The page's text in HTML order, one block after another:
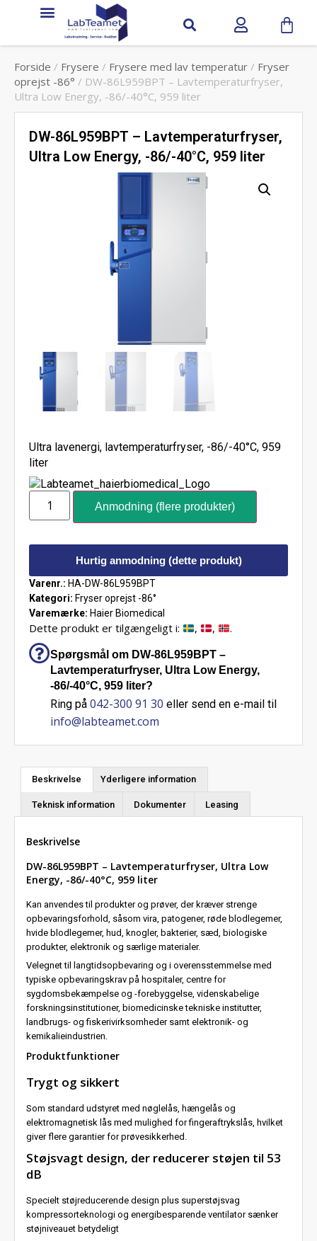
Forside / Frysere / Frysere med lav temperatur / Fryser
oprejst -86° / DW-86L959BPT – Lavtemperaturfryser,
Ultra Low Energy, -86/-40°C, 959 liter
DW-86L959BPT – Lavtemperaturfryser,
Ultra Low Energy, -86/-40°C, 959 liter
Ultra lavenergi, lavtemperaturfryser, -86/-40°C, 959
liter
Anmodning (flere produkter)
Hurtig anmodning (dette produkt)
Varenr.: HA-DW-86L959BPT
Kategori: Fryser oprejst -86°
Varemærke: Haier Biomedical
Dette produkt er tilgængeligt i: , , .
Spørgsmål om DW-86L959BPT –
Lavtemperaturfryser, Ultra Low Energy,
-86/-40°C, 959 liter?
Ring på 042-300 91 30 eller send en e-mail til
info@labteamet.com
Beskrivelse Yderligere information
Teknisk information Dokumenter Leasing
Beskrivelse
DW-86L959BPT – Lavtemperaturfryser, Ultra Low
Energy, -86/-40°C, 959 liter
Kan anvendes til produkter og prøver, der kræver strenge
opbevaringsforhold, såsom vira, patogener, røde blodlegemer,
hvide blodlegemer, hud, knogler, bakterier, sæd, biologiske
produkter, elektronik og særlige materialer.
Velegnet til langtidsopbevaring og i overensstemmelse med
typiske opbevaringskrav på hospitaler, centre for
sygdomsbekæmpelse og -forebyggelse, videnskabelige
forskningsinstitutioner, biomedicinske tekniske institutter,
landbrugs- og fiskerivirksomheder samt elektronik- og
kemikalieindustrien.
Produktfunktioner
Trygt og sikkert
Som standard udstyret med nøglelås, hængelås og
elektromagnetisk lås med mulighed for fingeraftrykslås, hvilket
giver flere garantier for prøvesikkerhed.
Støjsvagt design, der reducerer støjen til 53
dB
Specielt støjreducerende design plus superstøjsvag
kompressorteknologi og energibesparende ventilator sænker
støjniveauet betydeligt